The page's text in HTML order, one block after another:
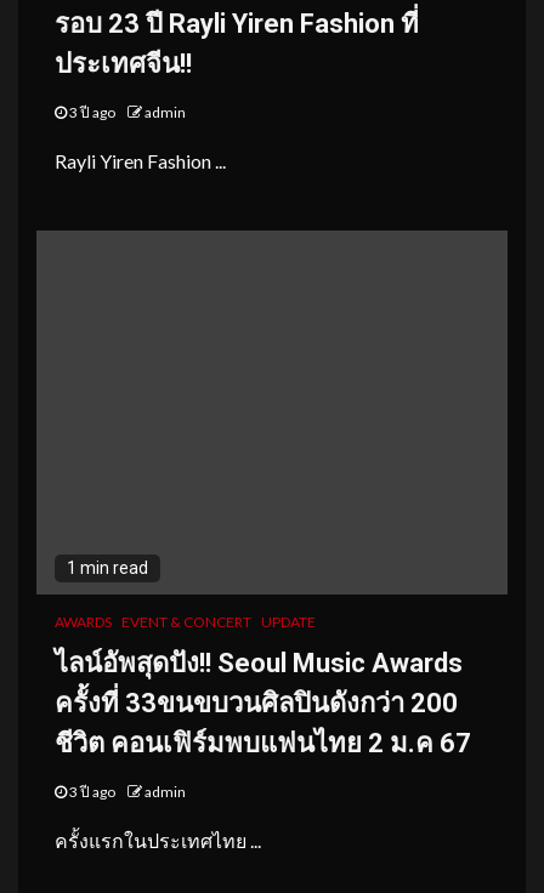
รอบ 23 ปี Rayli Yiren Fashion ที่
ประเทศจีน!!
3 ปี ago admin
Rayli Yiren Fashion ...
1 min read
AWARDS EVENT & CONCERT UPDATE
ไลน์อัพสุดปัง!! Seoul Music Awards
ครั้งที่ 33ขนขบวนศิลปินดังกว่า 200
ชีวิต คอนเฟิร์มพบแฟนไทย 2 ม.ค 67
3 ปี ago admin
ครั้งแรกในประเทศไทย ...